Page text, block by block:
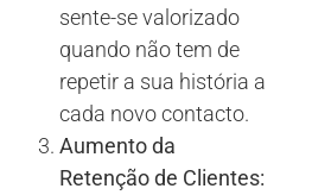
sente-se valorizado
quando não tem de
repetir a sua história a
cada novo contacto.
Aumento da
Retenção de Clientes: